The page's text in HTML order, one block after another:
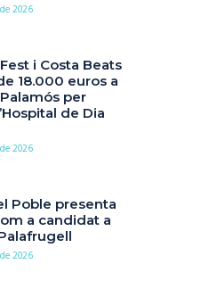
2026
i Costa Beats
18.000 euros a
per
de Dia
2026
Poble presenta
a candidat a
2026